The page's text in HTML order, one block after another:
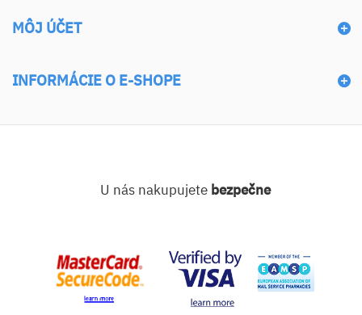
MÔJ ÚČET
INFORMÁCIE O E-SHOPE
U nás nakupujete bezpečne